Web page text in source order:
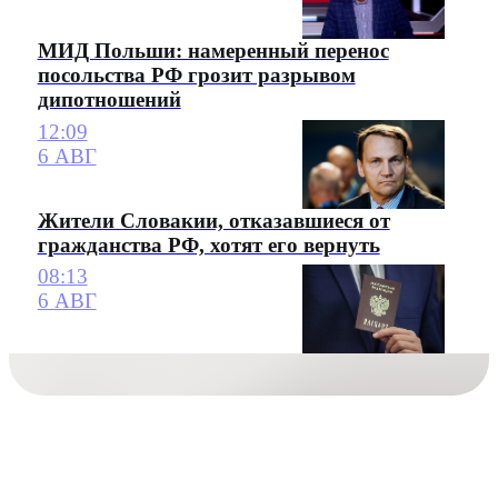
МИД Польши: намеренный перенос
посольства РФ грозит разрывом
дипотношений
12:09
6 АВГ
Жители Словакии, отказавшиеся от
гражданства РФ, хотят его вернуть
08:13
6 АВГ